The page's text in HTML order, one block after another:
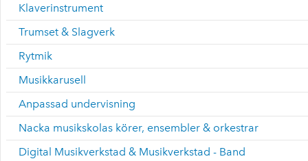
Klaverinstrument
Trumset & Slagverk
Rytmik
Musikkarusell
Anpassad undervisning
Nacka musikskolas körer, ensembler & orkestrar
Digital Musikverkstad & Musikverkstad - Band